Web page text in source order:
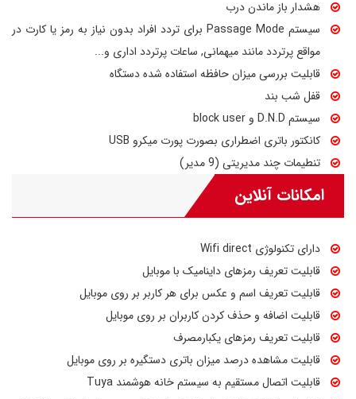
هشدار باز ماندن درب
سیستم Passage Mode برای تردد افراد بدون نیاز به رمز یا کارت در
مواقع پرتردد مانند میهمانی, ساعات پرتردد اداری و...
قابلیت بررسی میزان حافظه استفاده شده دستگاه
قفل شب بند
سیستم D.N.D و block user
کانکتور باتری اضطراری بصورت پورت میکرو USB
تنطیمات چند مدیریتی (9 مدیر)
امکانات آنلاین
دارای تکنولوژی Wifi direct
قابلیت تعریف رمزهای داینامیک با موبایل
قابلیت تعریف اسم و عکس برای هر کاربر بر روی موبایل
قابلیت اضافه و حذف کردن کاربران بر روی موبایل
قابلیت تعریف رمزهای یکبارمصرف
قابلیت مشاهده درصد میزان باتری دستگیره بر روی موبایل
قابلیت اتصال مستقیم به سیستم خانه هوشمند Tuya